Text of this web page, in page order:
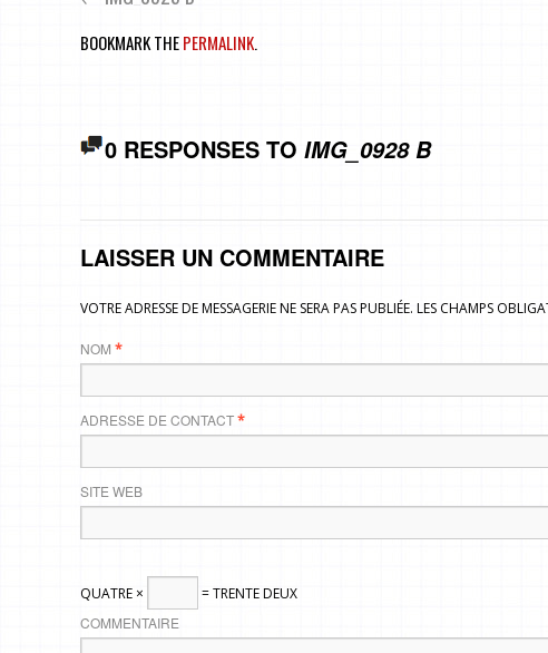
BOOKMARK THEPERMALINK.
0 RESPONSES TO IMG_0928 B
LAISSER UN COMMENTAIRE
VOTRE ADRESSE DE MESSAGERIE NE SERA PAS PUBLIÉE. LES CHAMPS
NOM *
ADRESSE DE CONTACT*
SITE WEB
QUATRE ×
= TRENTE DEUX
COMMENTAIRE